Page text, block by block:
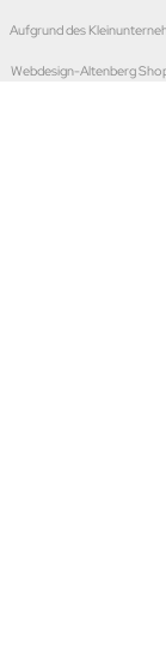
Aufgrund des
Webdesign-Altenberg